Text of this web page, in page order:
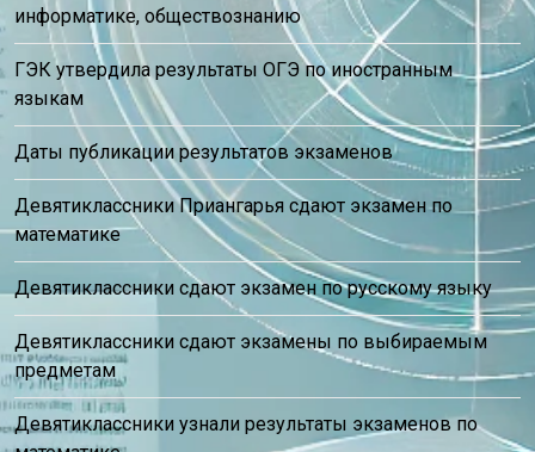
информатике, обществознанию
ГЭК утвердила результаты ОГЭ по иностранным
языкам
Даты публикации результатов экзаменов
Девятиклассники Приангарья сдают экзамен по
математике
Девятиклассники сдают экзамен по русскому языку
Девятиклассники сдают экзамены по выбираемым
предметам
Девятиклассники узнали результаты экзаменов по